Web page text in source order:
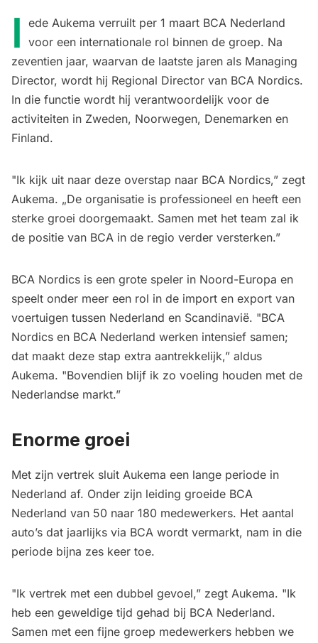
I ede Aukema verruilt per 1 maart BCA Nederland
voor een internationale rol binnen de groep. Na
zeventien jaar, waarvan de laatste jaren als Managing
Director, wordt hij Regional Director van BCA Nordics.
In die functie wordt hij verantwoordelijk voor de
activiteiten in Zweden, Noorwegen, Denemarken en
Finland.
"Ik kijk uit naar deze overstap naar BCA Nordics,” zegt
Aukema. „De organisatie is professioneel en heeft een
sterke groei doorgemaakt. Samen met het team zal ik
de positie van BCA in de regio verder versterken.”
BCA Nordics is een grote speler in Noord-Europa en
speelt onder meer een rol in de import en export van
voertuigen tussen Nederland en Scandinavië. "BCA
Nordics en BCA Nederland werken intensief samen;
dat maakt deze stap extra aantrekkelijk,” aldus
Aukema. "Bovendien blijf ik zo voeling houden met de
Nederlandse markt.”
Enorme groei
Met zijn vertrek sluit Aukema een lange periode in
Nederland af. Onder zijn leiding groeide BCA
Nederland van 50 naar 180 medewerkers. Het aantal
auto’s dat jaarlijks via BCA wordt vermarkt, nam in die
periode bijna zes keer toe.
"Ik vertrek met een dubbel gevoel,” zegt Aukema. "Ik
heb een geweldige tijd gehad bij BCA Nederland.
Samen met een fijne groep medewerkers hebben we